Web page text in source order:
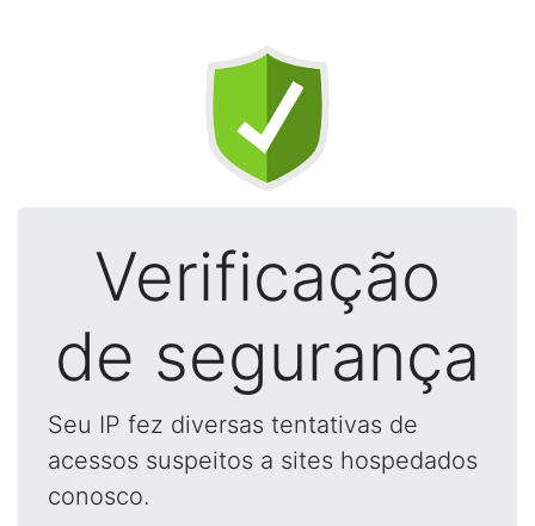
Verificação
de segurança
Seu IP fez diversas tentativas de
acessos suspeitos a sites hospedados
conosco.